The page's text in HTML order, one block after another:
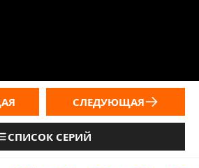
СПИСОК СЕРИЙ
СЛЕДУЮЩАЯ